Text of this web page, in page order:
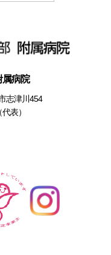
属病院
志津川454
表）